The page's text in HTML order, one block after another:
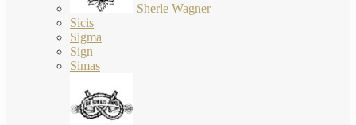
Sherle Wagner
Sicis
Sigma
Sign
Simas